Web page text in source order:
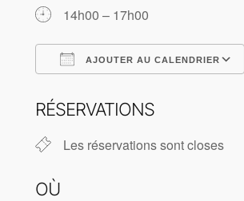
14h00 – 17h00
AJOUTER AU CALENDRIER
RÉSERVATIONS
Les réservations sont closes
OÙ